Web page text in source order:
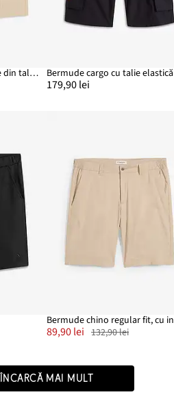
Bermude chino cu pense din talie, Regular Fit
179,90 lei
Bermude chino regular fit, cu in
89,90 lei 132,90 lei
ÎNCARCĂ MAI MULT